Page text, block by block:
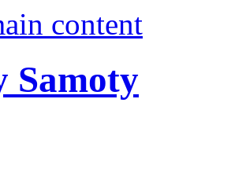
content
Samoty